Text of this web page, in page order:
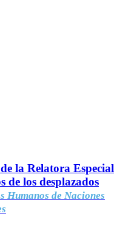
la Relatora Especial
de los desplazados
Humanos de Naciones